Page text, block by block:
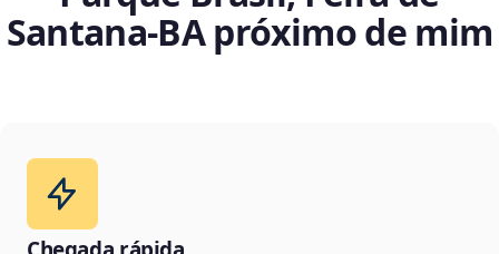
Santana‑BA próximo de mim